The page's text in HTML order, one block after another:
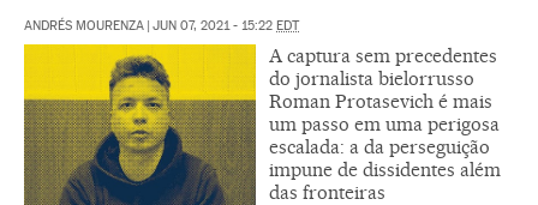
ANDRÉS MOURENZA | JUN 07, 2021 - 15:22 EDT
A captura sem precedentes
do jornalista bielorrusso
Roman Protasevich é mais
um passo em uma perigosa
escalada: a da perseguição
impune de dissidentes além
das fronteiras